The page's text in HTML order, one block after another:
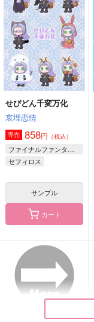
LMT
787円（税込）
空閑遊真×三雲修
サンプル
作品詳細
Parallel Symmetry
スコーン3連単
472円
空閑遊真×三雲修
せぴどん千変万化
哀埋恋情
専売 858円 （税込）
ファイナルファンタジー
セフィロス
サンプル
カート